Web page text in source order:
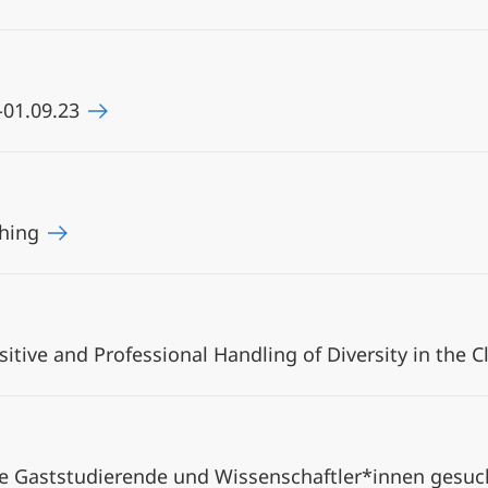
and Professional Handling of Diversity in the
Gaststudierende und Wissenschaftler*innen